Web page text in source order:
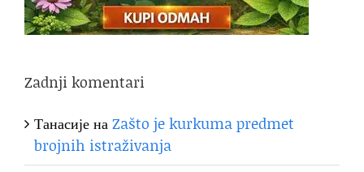
Zadnji komentari
ТанасијенаZašto je kurkuma predmet
brojnih istraživanja